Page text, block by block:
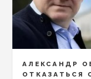
АЛЕКСАНДР
ОТКАЗАТЬСЯ